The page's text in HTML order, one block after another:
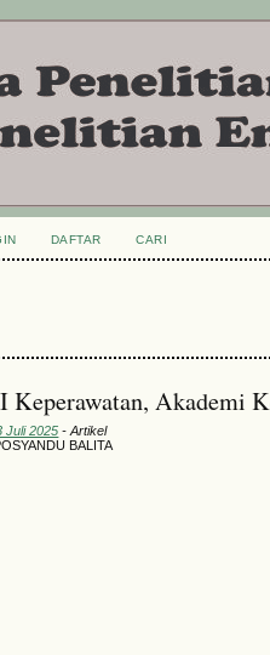
DAFTAR CARI
Akademi
Juli 2025 - Artikel
BALITA